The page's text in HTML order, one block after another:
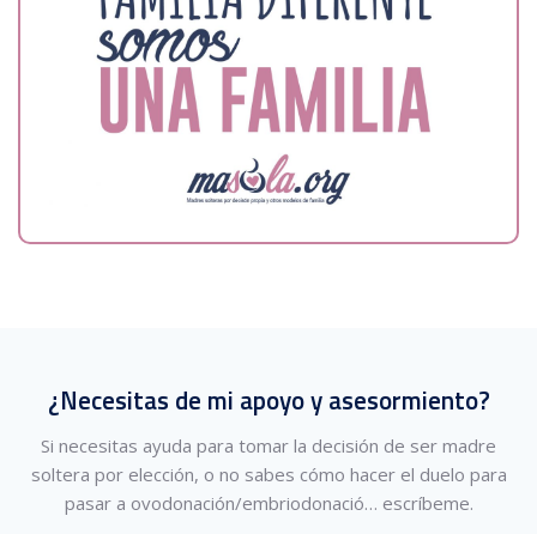
¿Necesitas de mi apoyo y asesormiento?
Si necesitas ayuda para tomar la decisión de ser madre
soltera por elección, o no sabes cómo hacer el duelo para
pasar a ovodonación/embriodonació… escríbeme.